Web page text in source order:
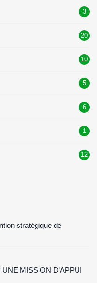
3
20
10
5
6
1
12
stratégique de
MISSION D’APPUI